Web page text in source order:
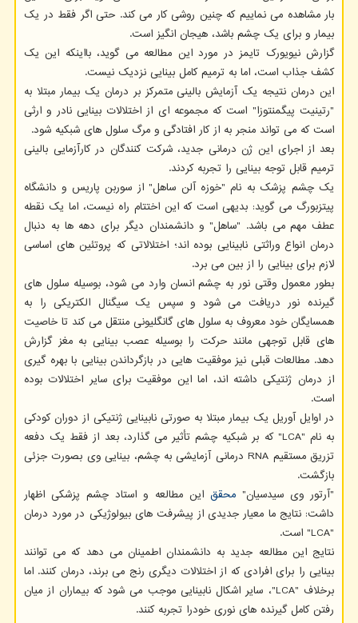
بار مشاهده می نماییم که چنین روشی کار می کند. حتی اگر فقط در یک
بیمار و برای یک چشم باشد، هیجان انگیز است.
گزارش نیویورک تایمز در مورد این مطالعه می گوید، بااینکه این یک
کشف جذاب است، اما به ترمیم کامل بینایی نزدیک نیست.
این درمان نتیجه یک آزمایش بالینی متمرکز بر درمان یک بیمار مبتلا به
"رتینیت پیگمنتوزا" است که مجموعه ای از اختلالات بینایی نادر و ارثی
است که می تواند منجر به از کار افتادگی و مرگ سلول های شبکیه شود.
بعد از اجرای این ژن درمانی جدید، شرکت کنندگان در کارآزمایی بالینی
ترمیم قابل توجه بینایی را تجربه کردند.
یک چشم پزشک به نام "خوزه آلن ساهل" از سوربن پاریس و دانشگاه
پیتزبورگ می گوید: بدیهی است که این اختتام راه نیست، اما یک نقطه
عطف مهم می باشد. "ساهل" و دانشمندان دیگر برای دهه ها به دنبال
درمان انواع وراثتی نابینایی بوده اند؛ اختلالاتی که پروتئین های اساسی
لازم برای بینایی را از بین می برد.
بطور معمول وقتی نور به چشم انسان وارد می شود، بوسیله سلول های
گیرنده نور دریافت می شود و سپس یک سیگنال الکتریکی را به
همسایگان خود معروف به سلول های گانگلیونی منتقل می کند تا خاصیت
های قابل توجهی مانند حرکت را بوسیله عصب بینایی به مغز گزارش
دهد. مطالعات قبلی نیز موفقیت هایی در بازگرداندن بینایی با بهره گیری
از درمان ژنتیکی داشته اند، اما این موفقیت برای سایر اختلالات بوده
است.
در اوایل آوریل یک بیمار مبتلا به صورتی نابینایی ژنتیکی از دوران کودکی
به نام "LCA" که بر شبکیه چشم تأثیر می گذارد، بعد از فقط یک دفعه
تزریق مستقیم RNA درمانی آزمایشی به چشم، بینایی وی بصورت جزئی
بازگشت.
"آرتور وی سیدسیان"محقق این مطالعه و استاد چشم پزشکی اظهار
داشت: نتایج ما معیار جدیدی از پیشرفت های بیولوژیکی در مورد درمان
"LCA" است.
نتایج این مطالعه جدید به دانشمندان اطمینان می دهد که می توانند
بینایی را برای افرادی که از اختلالات دیگری رنج می برند، درمان کنند. اما
برخلاف "LCA"، سایر اشکال نابینایی موجب می شود که بیماران از میان
رفتن کامل گیرنده های نوری خودرا تجربه کنند.